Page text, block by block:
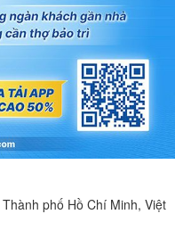
phố Hồ Chí Minh, Việt